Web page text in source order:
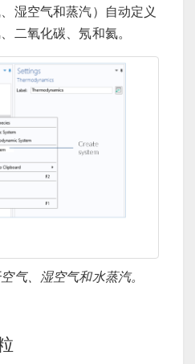
湿空气和蒸汽）自动定义
二氧化碳、氖和氦。
气、湿空气和水蒸汽。